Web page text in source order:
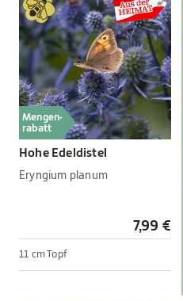
Mengen-
rabatt
Hohe Edeldistel
Eryngium planum
7,99 €
11 cm Topf